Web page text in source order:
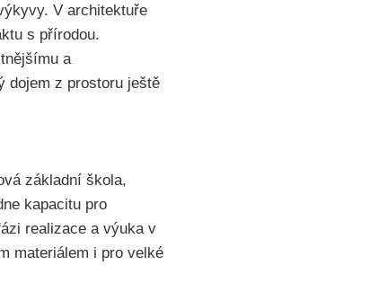
V architektuře
s přírodou.
a
dojem z prostoru ještě
základní škola,
kapacitu pro
realizace a výuka v
materiálem i pro velké